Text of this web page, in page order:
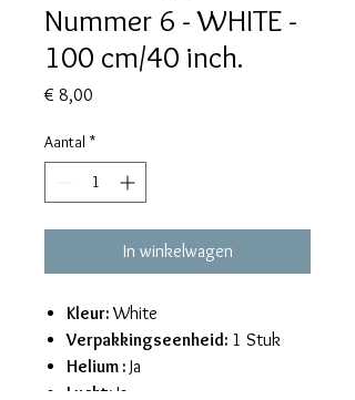
Nummer 6 - WHITE -
100 cm/40 inch.
€ 8,00
Aantal *
In winkelwagen
Kleur:White
Verpakkingseenheid: 1 Stuk
Helium : Ja
Lucht: Ja